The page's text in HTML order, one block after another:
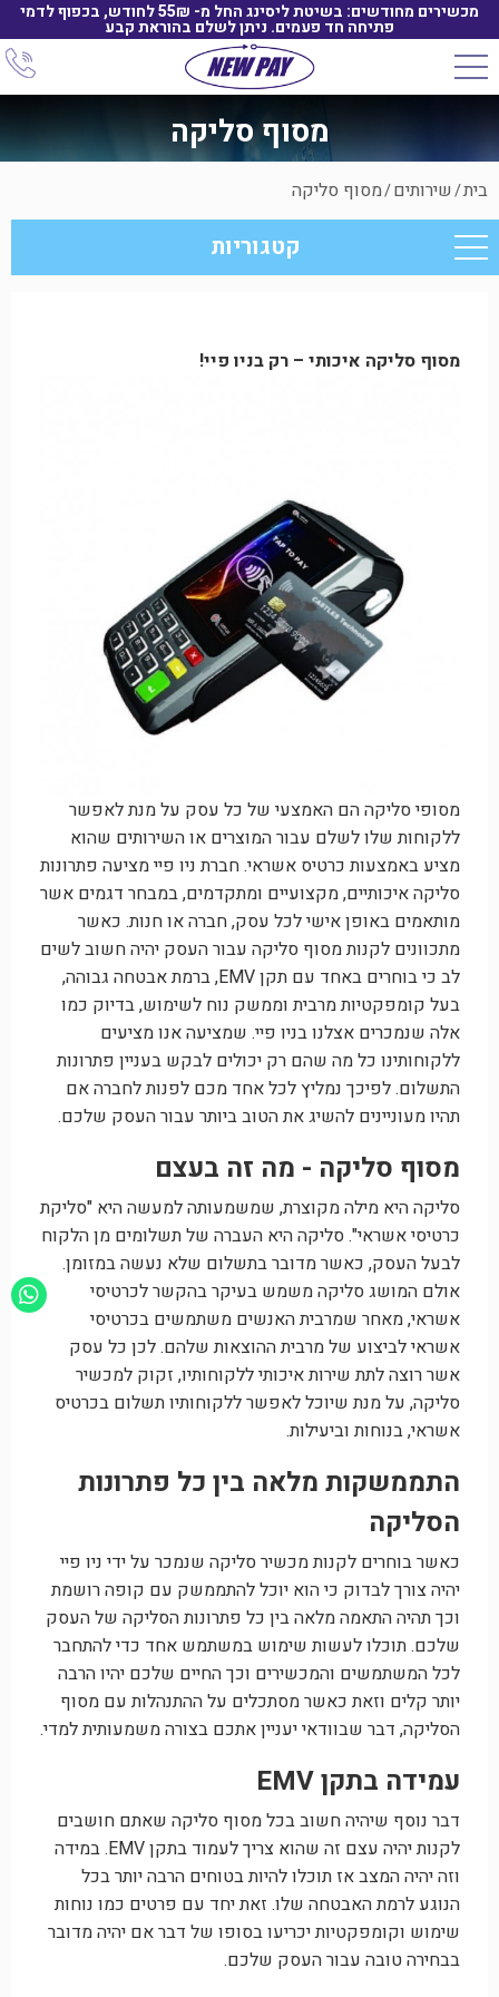
מכשירים מחודשים: בשיטת ליסינג החל מ- 55₪ לחודש, בכפוף לדמי
פתיחה חד פעמים. ניתן לשלם בהוראת קבע
מסוף סליקה
בית/שירותים/מסוף סליקה
קטגוריות
מסוף סליקה איכותי – רק בניו פיי!
מסופי סליקה הם האמצעי של כל עסק על מנת לאפשר
ללקוחות שלו לשלם עבור המוצרים או השירותים שהוא
מציע באמצעות כרטיס אשראי. חברת ניו פיי מציעה פתרונות
סליקה איכותיים, מקצועיים ומתקדמים, במבחר דגמים אשר
מותאמים באופן אישי לכל עסק, חברה או חנות. כאשר
מתכוונים לקנות מסוף סליקה עבור העסק יהיה חשוב לשים
לב כי בוחרים באחד עם תקן EMV, ברמת אבטחה גבוהה,
בעל קומפקטיות מרבית וממשק נוח לשימוש, בדיוק כמו
אלה שנמכרים אצלנו בניו פיי. שמציעה אנו מציעים
ללקוחותינו כל מה שהם רק יכולים לבקש בעניין פתרונות
התשלום. לפיכך נמליץ לכל אחד מכם לפנות לחברה אם
תהיו מעוניינים להשיג את הטוב ביותר עבור העסק שלכם.
מסוף סליקה - מה זה בעצם
סליקה היא מילה מקוצרת, שמשמעותה למעשה היא "סליקת
כרטיסי אשראי". סליקה היא העברה של תשלומים מן הלקוח
לבעל העסק, כאשר מדובר בתשלום שלא נעשה במזומן.
אולם המושג סליקה משמש בעיקר בהקשר לכרטיסי
אשראי, מאחר שמרבית האנשים משתמשים בכרטיסי
אשראי לביצוע של מרבית ההוצאות שלהם. לכן כל עסק
אשר רוצה לתת שירות איכותי ללקוחותיו, זקוק למכשיר
סליקה, על מנת שיוכל לאפשר ללקוחותיו תשלום בכרטיס
אשראי, בנוחות וביעילות.
התממשקות מלאה בין כל פתרונות
הסליקה
כאשר בוחרים לקנות מכשיר סליקה שנמכר על ידי ניו פיי
יהיה צורך לבדוק כי הוא יוכל להתממשק עם קופה רושמת
וכך תהיה התאמה מלאה בין כל פתרונות הסליקה של העסק
שלכם. תוכלו לעשות שימוש במשתמש אחד כדי להתחבר
לכל המשתמשים והמכשירים וכך החיים שלכם יהיו הרבה
יותר קלים וזאת כאשר מסתכלים על ההתנהלות עם מסוף
הסליקה, דבר שבוודאי יעניין אתכם בצורה משמעותית למדי.
עמידה בתקן EMV
דבר נוסף שיהיה חשוב בכל מסוף סליקה שאתם חושבים
לקנות יהיה עצם זה שהוא צריך לעמוד בתקן EMV. במידה
וזה יהיה המצב אז תוכלו להיות בטוחים הרבה יותר בכל
הנוגע לרמת האבטחה שלו. זאת יחד עם פרטים כמו נוחות
שימוש וקומפקטיות יכריעו בסופו של דבר אם יהיה מדובר
בבחירה טובה עבור העסק שלכם.